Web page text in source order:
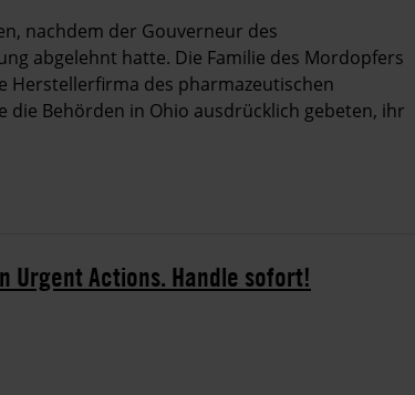
nachdem der Gouverneur des
abgelehnt hatte. Die Familie des Mordopfers
Herstellerfirma des pharmazeutischen
Behörden in Ohio ausdrücklich gebeten, ihr
Urgent Actions. Handle sofort!